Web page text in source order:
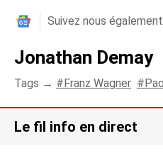
Suivez nous
Jonathan Demay
Tags → Franz Wagner
Le fil info en direct